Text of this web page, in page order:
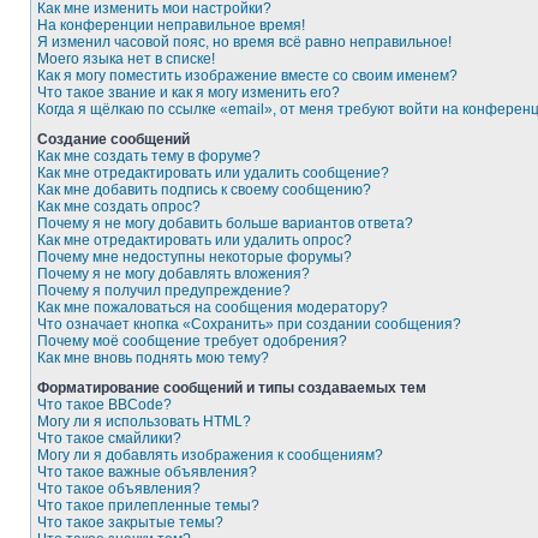
Как мне изменить мои настройки?
На конференции неправильное время!
Я изменил часовой пояс, но время всё равно неправильное!
Моего языка нет в списке!
Как я могу поместить изображение вместе со своим именем?
Что такое звание и как я могу изменить его?
Когда я щёлкаю по ссылке «email», от меня требуют войти на
Создание сообщений
Как мне создать тему в форуме?
Как мне отредактировать или удалить сообщение?
Как мне добавить подпись к своему сообщению?
Как мне создать опрос?
Почему я не могу добавить больше вариантов ответа?
Как мне отредактировать или удалить опрос?
Почему мне недоступны некоторые форумы?
Почему я не могу добавлять вложения?
Почему я получил предупреждение?
Как мне пожаловаться на сообщения модератору?
Что означает кнопка «Сохранить» при создании сообщения?
Почему моё сообщение требует одобрения?
Как мне вновь поднять мою тему?
Форматирование сообщений и типы создаваемых тем
Что такое BBCode?
Могу ли я использовать HTML?
Что такое смайлики?
Могу ли я добавлять изображения к сообщениям?
Что такое важные объявления?
Что такое объявления?
Что такое прилепленные темы?
Что такое закрытые темы?